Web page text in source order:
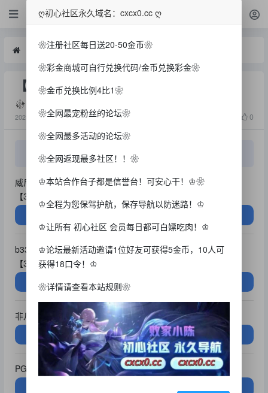
白菜
白菜 【初心社区担保合集！】
【初心社区担保合集！】
2025-6-12 8472 0
该帖已被设置为推荐帖
威尼斯新玩家注册完善信息送28彩金
【3水最高提128，多余清零，不能玩体育】
b33新玩家注册完善信息送28彩金
【3水最高提128，多余清零，不能玩体育】
B33
非凡国际100+100达到人头返现要求反388【88扶持】
非凡国际
PG娱乐城注册送27彩金【广告合作方】
ღ初心社区永久域名：cxcx0.cc ღ
❀注册社区每日送20-50金币❀
❀彩金商城可自行兑换代码/金币兑换彩金❀
❀金币兑换比例4比1❀
❀全网最宠粉丝的论坛❀
❀全网最多活动的论坛❀
❀全网返现最多社区！！❀
♔本站合作台子都是信誉台！可安心干！♔❀
♔全程为您保驾护航，保存导航以防迷路！♔
♔让所有 初心社区 会员每日都可白嫖吃肉！♔
♔论坛最新活动邀请1位好友可获得5金币，10人可
获得18口令！♔
❀详情请查看本站规则❀